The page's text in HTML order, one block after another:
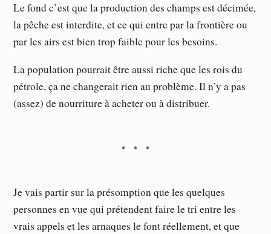
Le fond c’est que la production des champs est décimée,
la pêche est interdite, et ce qui entre par la frontière ou
par les airs est bien trop faible pour les besoins.
La population pourrait être aussi riche que les rois du
pétrole, ça ne changerait rien au problème. Il n’y a pas
(assez) de nourriture à acheter ou à distribuer.
Je vais partir sur la présomption que les quelques
personnes en vue qui prétendent faire le tri entre les
vrais appels et les arnaques le font réellement, et que